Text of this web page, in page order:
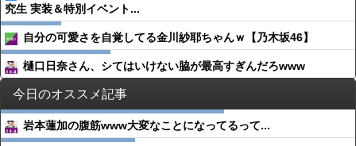
究生 実装＆特別イベント...
自分の可愛さを自覚してる金川紗耶ちゃんｗ【乃木坂46】
樋口日奈さん、シてはいけない脇が最高すぎんだろwww
今日のオススメ記事
岩本蓮加の腹筋www大変なことになってるって...